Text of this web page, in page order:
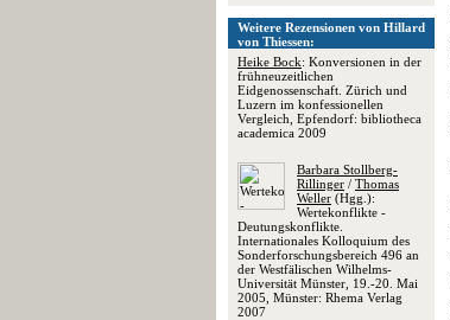
Weitere Rezensionen von Hillard
von Thiessen:
Heike Bock: Konversionen in der
frühneuzeitlichen
Eidgenossenschaft. Zürich und
Luzern im konfessionellen
Vergleich, Epfendorf: bibliotheca
academica 2009
Barbara Stollberg-
Rillinger / Thomas
Weller (Hgg.):
Wertekonflikte -
Deutungskonflikte.
Internationales Kolloquium des
Sonderforschungsbereich 496 an
der Westfälischen Wilhelms-
Universität Münster, 19.-20. Mai
2005, Münster: Rhema Verlag
2007